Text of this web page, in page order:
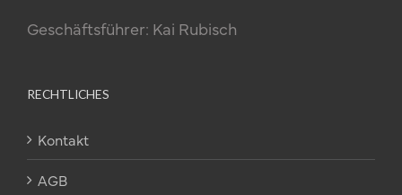
Geschäftsführer: Kai Rubisch
RECHTLICHES
Kontakt
AGB